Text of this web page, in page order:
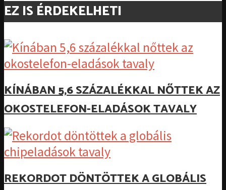
EZ IS ÉRDEKELHETI
KÍNÁBAN 5,6 SZÁZALÉKKAL NŐTTEK AZ
OKOSTELEFON-ELADÁSOK TAVALY
REKORDOT DÖNTÖTTEK A GLOBÁLIS